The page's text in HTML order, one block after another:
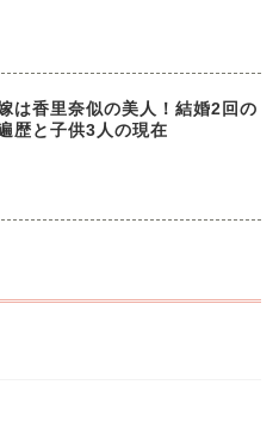
は香里奈似の美人！結婚2回の
歴と子供3人の現在